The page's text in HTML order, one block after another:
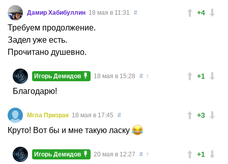
+4
Дамир Хабибуллин 18 мая в 11:31 #
Требуем продолжение.
Задел уже есть.
Прочитано душевно.
+1
Игорь Демидов 18 мая в 15:28 # ↑
Благодарю!
+3
Мгла Призрак 18 мая в 17:45 #
Круто! Вот бы и мне такую ласку
+1
Игорь Демидов 20 мая в 12:27 # ↑